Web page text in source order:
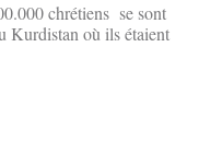
chrétiens se sont
Kurdistan où ils étaient